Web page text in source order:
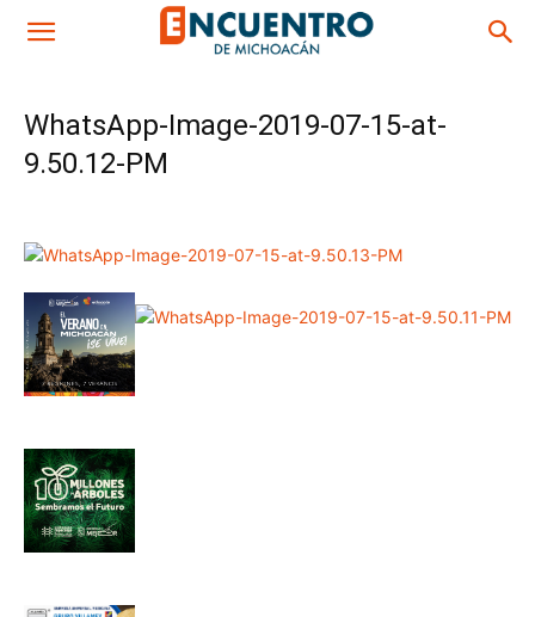
WhatsApp-Image-2019-07-15-at-
9.50.12-PM